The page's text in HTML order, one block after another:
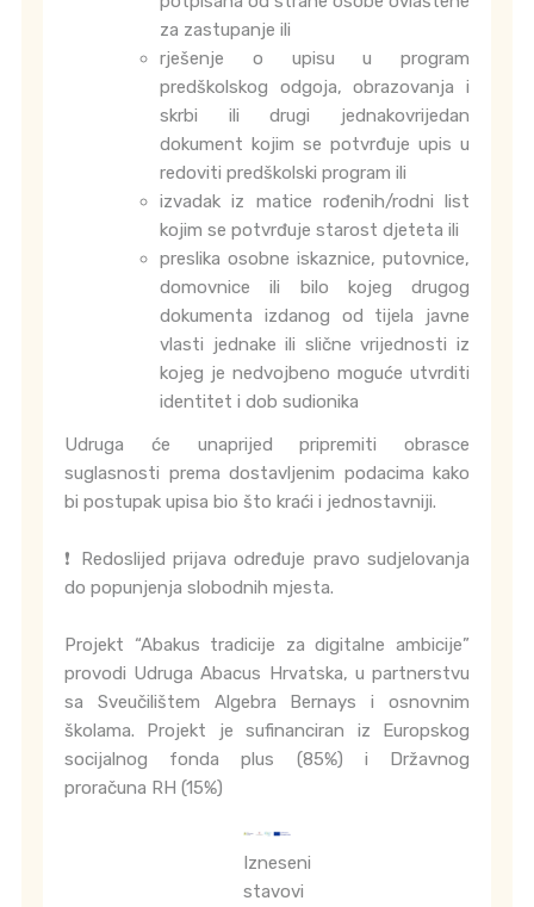
za zastupanje ili
rješenje o upisu u program
predškolskog odgoja, obrazovanja i
skrbi ili drugi jednakovrijedan
dokument kojim se potvrđuje upis u
redoviti predškolski program ili
izvadak iz matice rođenih/rodni list
kojim se potvrđuje starost djeteta ili
preslika osobne iskaznice, putovnice,
domovnice ili bilo kojeg drugog
dokumenta izdanog od tijela javne
vlasti jednake ili slične vrijednosti iz
kojeg je nedvojbeno moguće utvrditi
identitet i dob sudionika
Udruga će unaprijed pripremiti obrasce
suglasnosti prema dostavljenim podacima kako
bi postupak upisa bio što kraći i jednostavniji.
❗ Redoslijed prijava određuje pravo sudjelovanja
do popunjenja slobodnih mjesta.
Projekt “Abakus tradicije za digitalne ambicije”
provodi Udruga Abacus Hrvatska, u partnerstvu
sa Sveučilištem Algebra Bernays i osnovnim
školama. Projekt je sufinanciran iz Europskog
socijalnog fonda plus (85%) i Državnog
proračuna RH (15%)
Izneseni
stavovi